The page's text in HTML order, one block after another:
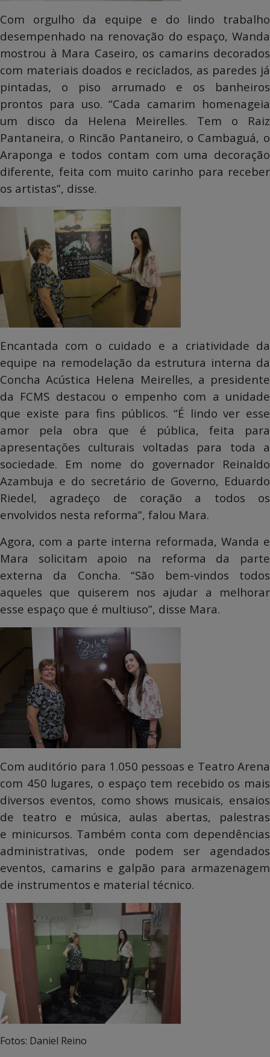
Com orgulho da equipe e do lindo trabalho
desempenhado na renovação do espaço, Wanda
mostrou à Mara Caseiro, os camarins decorados
com materiais doados e reciclados, as paredes já
pintadas, o piso arrumado e os banheiros
prontos para uso. “Cada camarim homenageia
um disco da Helena Meirelles. Tem o Raiz
Pantaneira, o Rincão Pantaneiro, o Cambaguá, o
Araponga e todos contam com uma decoração
diferente, feita com muito carinho para receber
os artistas”, disse.
Encantada com o cuidado e a criatividade da
equipe na remodelação da estrutura interna da
Concha Acústica Helena Meirelles, a presidente
da FCMS destacou o empenho com a unidade
que existe para fins públicos. “É lindo ver esse
amor pela obra que é pública, feita para
apresentações culturais voltadas para toda a
sociedade. Em nome do governador Reinaldo
Azambuja e do secretário de Governo, Eduardo
Riedel, agradeço de coração a todos os
envolvidos nesta reforma”, falou Mara.
Agora, com a parte interna reformada, Wanda e
Mara solicitam apoio na reforma da parte
externa da Concha. “São bem-vindos todos
aqueles que quiserem nos ajudar a melhorar
esse espaço que é multiuso”, disse Mara.
Com auditório para 1.050 pessoas e Teatro Arena
com 450 lugares, o espaço tem recebido os mais
diversos eventos, como shows musicais, ensaios
de teatro e música, aulas abertas, palestras
e minicursos. Também conta com dependências
administrativas, onde podem ser agendados
eventos, camarins e galpão para armazenagem
de instrumentos e material técnico.
Fotos: Daniel Reino